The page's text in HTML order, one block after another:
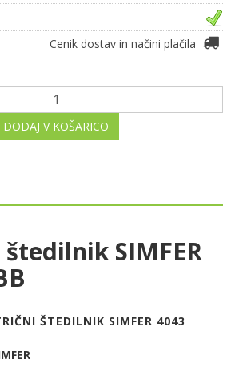
Cenik dostav in načini plačila
DODAJ V KOŠARICO
SIMFER
ŠTEDILNIK SIMFER 4043